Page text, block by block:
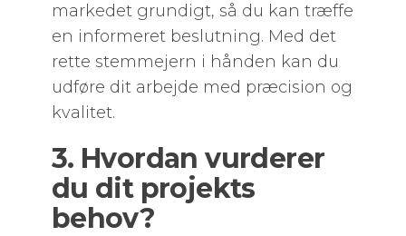
markedet grundigt, så du kan træffe
en informeret beslutning. Med det
rette stemmejern i hånden kan du
udføre dit arbejde med præcision og
kvalitet.
3. Hvordan vurderer
du dit projekts
behov?